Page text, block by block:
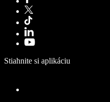
Stiahnite si aplikáciu